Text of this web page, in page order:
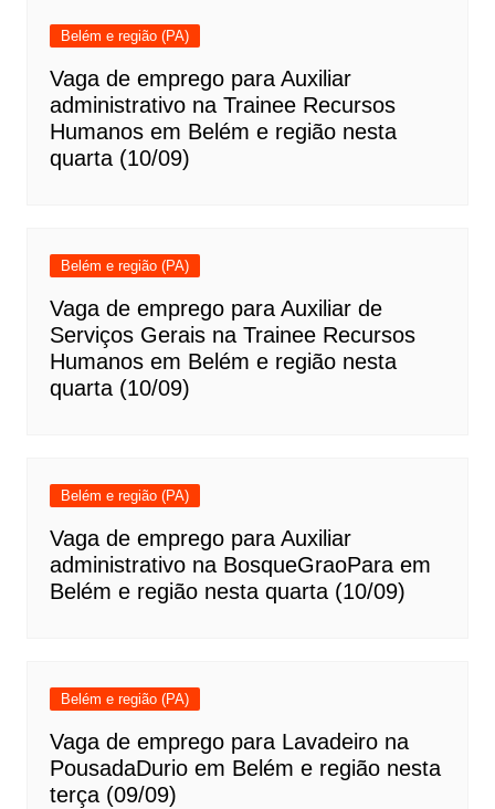
Belém e região (PA)
Vaga de emprego para Auxiliar
administrativo na Trainee Recursos
Humanos em Belém e região nesta
quarta (10/09)
Belém e região (PA)
Vaga de emprego para Auxiliar de
Serviços Gerais na Trainee Recursos
Humanos em Belém e região nesta
quarta (10/09)
Belém e região (PA)
Vaga de emprego para Auxiliar
administrativo na BosqueGraoPara em
Belém e região nesta quarta (10/09)
Belém e região (PA)
Vaga de emprego para Lavadeiro na
PousadaDurio em Belém e região nesta
terça (09/09)